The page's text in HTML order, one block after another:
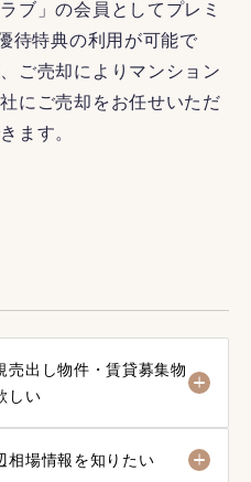
ブ」の会員としてプレミ
待特典の利用が可能で
ご売却によりマンション
にご売却をお任せいただ
ます。
売出し物件・賃貸募集物
しい
相場情報を知りたい